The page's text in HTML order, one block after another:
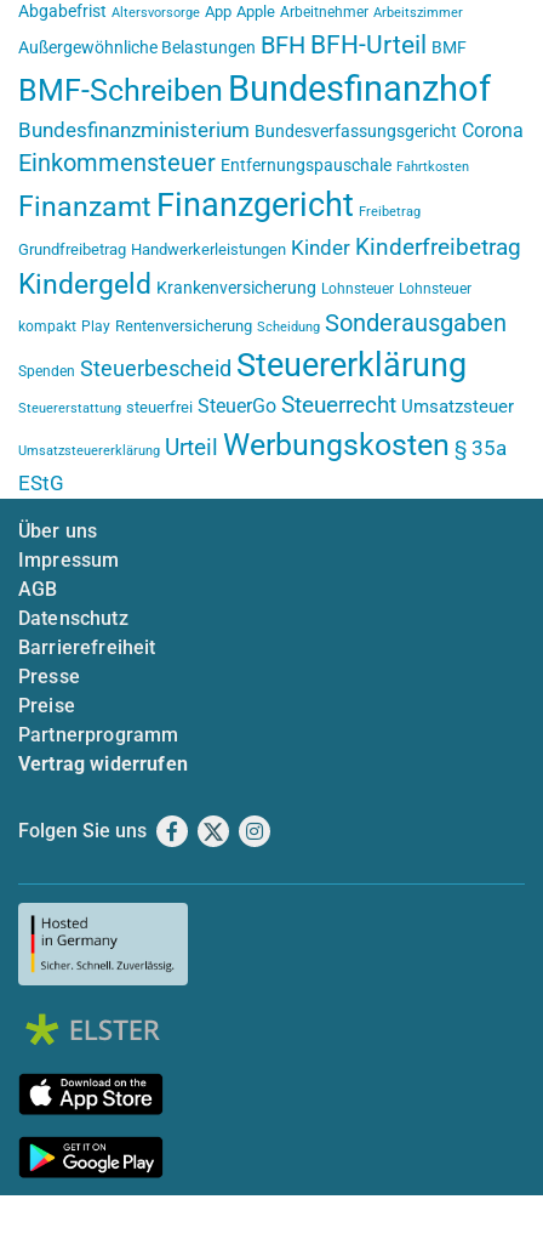
Abgabefrist Altersvorsorge App Apple Arbeitnehmer Arbeitszimmer
Außergewöhnliche Belastungen BFH BFH-Urteil BMF
BMF-Schreiben Bundesfinanzhof
Bundesfinanzministerium Bundesverfassungsgericht Corona
Einkommensteuer Entfernungspauschale Fahrtkosten
Finanzamt Finanzgericht Freibetrag
Grundfreibetrag Handwerkerleistungen Kinder Kinderfreibetrag
Kindergeld Krankenversicherung Lohnsteuer Lohnsteuer
kompakt Play Rentenversicherung Scheidung Sonderausgaben
Spenden Steuerbescheid Steuererklärung
Steuererstattung steuerfrei SteuerGo Steuerrecht Umsatzsteuer
Umsatzsteuererklärung Urteil Werbungskosten § 35a
EStG
Über uns
Impressum
AGB
Datenschutz
Barrierefreiheit
Presse
Preise
Partnerprogramm
Vertrag widerrufen
Folgen Sie uns Facebook
X Instagram